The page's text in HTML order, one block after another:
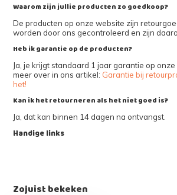
Waarom zijn jullie producten zo goedkoop?
De producten op onze website zijn
worden door ons gecontroleerd en zijn
Heb ik garantie op de producten?
Ja, je krijgt standaard 1 jaar garantie op
meer over in ons artikel: Garantie bij
het!
Kan ik het retourneren als het niet goed is?
Ja, dat kan binnen 14 dagen na ontvangst.
Handige links
Zojuist bekeken